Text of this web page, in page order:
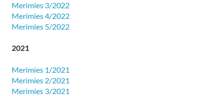
Merimies 3/2022
Merimies 4/2022
Merimies 5/2022
2021
Merimies 1/2021
Merimies 2/2021
Merimies 3/2021